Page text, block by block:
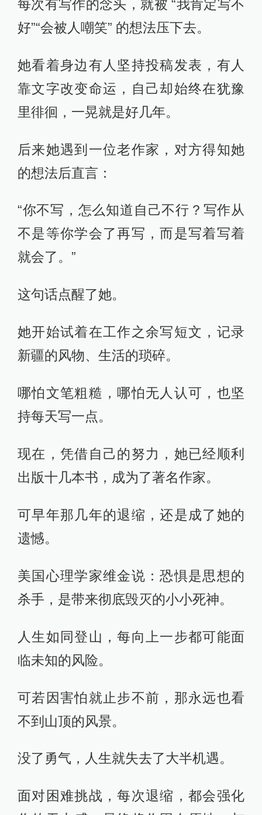
每次有写作的念头，就被 “我肯定写不
好”“会被人嘲笑” 的想法压下去。
她看着身边有人坚持投稿发表，有人
靠文字改变命运，自己却始终在犹豫
里徘徊，一晃就是好几年。
后来她遇到一位老作家，对方得知她
的想法后直言：
“你不写，怎么知道自己不行？写作从
不是等你学会了再写，而是写着写着
就会了。”
这句话点醒了她。
她开始试着在工作之余写短文，记录
新疆的风物、生活的琐碎。
哪怕文笔粗糙，哪怕无人认可，也坚
持每天写一点。
现在，凭借自己的努力，她已经顺利
出版十几本书，成为了著名作家。
可早年那几年的退缩，还是成了她的
遗憾。
美国心理学家维金说：恐惧是思想的
杀手，是带来彻底毁灭的小小死神。
人生如同登山，每向上一步都可能面
临未知的风险。
可若因害怕就止步不前，那永远也看
不到山顶的风景。
没了勇气，人生就失去了大半机遇。
面对困难挑战，每次退缩，都会强化